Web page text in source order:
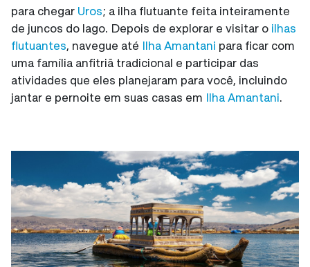
para chegar Uros; a ilha flutuante feita inteiramente
de juncos do lago. Depois de explorar e visitar o ilhas
flutuantes, navegue até Ilha Amantani para ficar com
uma família anfitriã tradicional e participar das
atividades que eles planejaram para você, incluindo
jantar e pernoite em suas casas em Ilha Amantani.